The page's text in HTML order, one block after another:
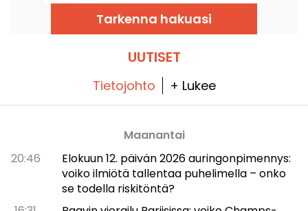
Tarkenna hakuasi
UUTISET
Tietojohto + Lukee
Maanantai
20:46
Elokuun 12. päivän 2026 auringonpimennys:
voiko ilmiötä tallentaa puhelimella – onko
se todella riskitöntä?